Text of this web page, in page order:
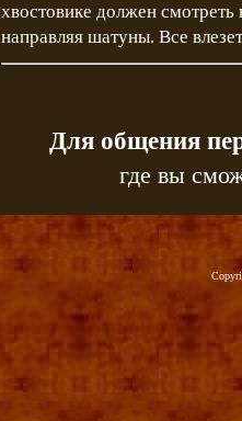
хвостовике должен
направляя шатуны. Все
Для общения
где вы